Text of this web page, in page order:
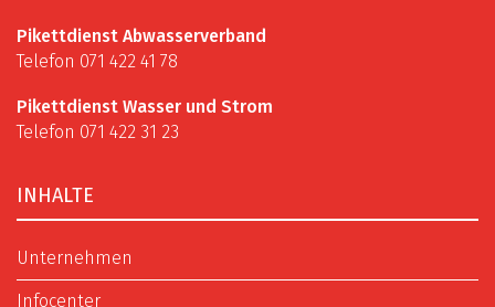
Pikettdienst Abwasserverband
Telefon 071 422 41 78
Pikettdienst Wasser und Strom
Telefon 071 422 31 23
INHALTE
Unternehmen
Infocenter